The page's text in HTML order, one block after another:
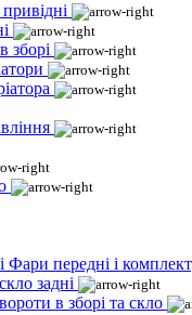
зборі
Фари передні і
задні
в зборі та скло